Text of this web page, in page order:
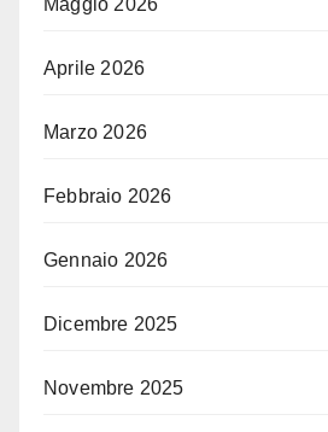
Aprile 2026
Marzo 2026
Febbraio 2026
Gennaio 2026
Dicembre 2025
Novembre 2025